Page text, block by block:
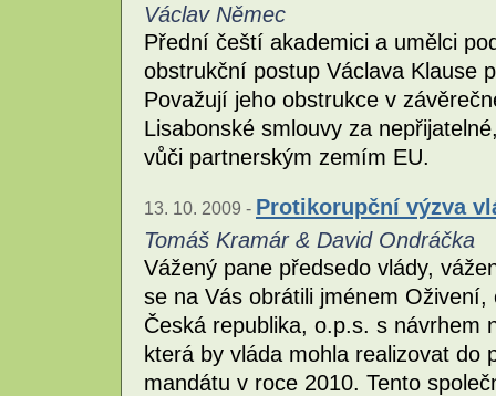
Václav Němec
Přední čeští akademici a umělci
obstrukční postup Václava Klause
Považují jeho obstrukce v
Lisabonské smlouvy za
vůči partnerským zemím EU.
13. 10. 2009 - Protikorupční výzva
Tomáš Kramár & David Ondráčka
Vážený pane předsedo vlády,
se na Vás obrátili jménem
Česká republika, o.p.s. s návrhem
která by vláda mohla realizovat do
mandátu v roce 2010. Tento